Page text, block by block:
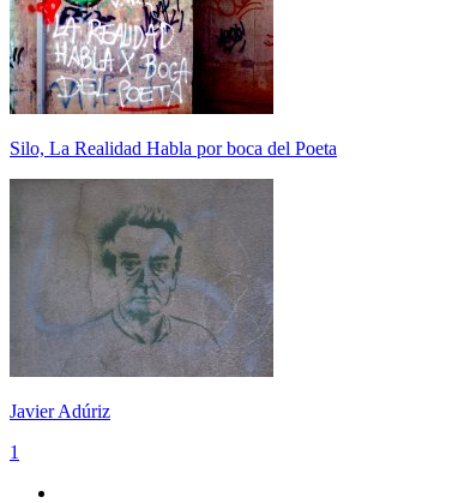
Silo, La Realidad Habla por boca del Poeta
Javier Adúriz
1